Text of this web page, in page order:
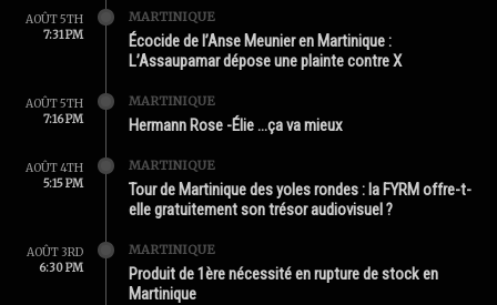
AOÛT 5TH
7:31 PM
MARTINIQUE
Écocide de l’Anse Meunier en Martinique :
L’Assaupamar dépose une plainte contre X
AOÛT 5TH
7:16 PM
MARTINIQUE
Hermann Rose -Élie …ça va mieux
AOÛT 4TH
5:15 PM
MARTINIQUE
Tour de Martinique des yoles rondes : la FYRM offre-t-
elle gratuitement son trésor audiovisuel ?
AOÛT 3RD
6:30 PM
MARTINIQUE
Produit de 1ère nécessité en rupture de stock en
Martinique